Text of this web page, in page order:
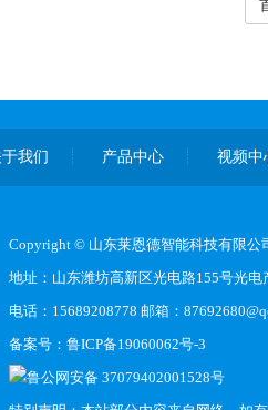
我们 产品中心 视频中
Copyright © 山东莱恩德智能科技有限公
地址：山东潍坊高新区光电路155号光电
电话：15689208778 邮箱：
备案号： 鲁ICP备19060062号-3
鲁公网安备 37079402001528号